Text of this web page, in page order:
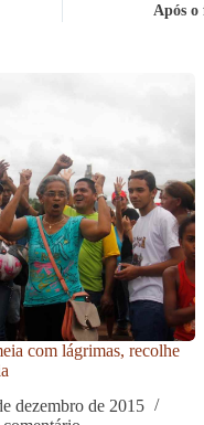
Após o
com lágrimas, recolhe
dezembro de 2015